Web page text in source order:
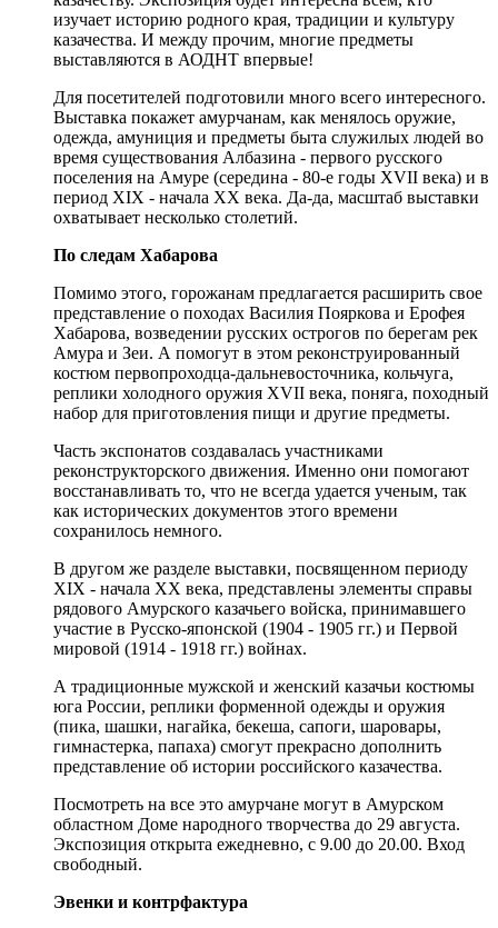
изучает историю родного края, традиции и культуру
казачества. И между прочим, многие предметы
выставляются в АОДНТ впервые!
Для посетителей подготовили много всего интересного.
Выставка покажет амурчанам, как менялось оружие,
одежда, амуниция и предметы быта служилых людей во
время существования Албазина - первого русского
поселения на Амуре (середина - 80-е годы XVII века) и в
период XIX - начала XX века. Да-да, масштаб выставки
охватывает несколько столетий.
По следам Хабарова
Помимо этого, горожанам предлагается расширить свое
представление о походах Василия Пояркова и Ерофея
Хабарова, возведении русских острогов по берегам рек
Амура и Зеи. А помогут в этом реконструированный
костюм первопроходца-дальневосточника, кольчуга,
реплики холодного оружия XVII века, поняга, походный
набор для приготовления пищи и другие предметы.
Часть экспонатов создавалась участниками
реконструкторского движения. Именно они помогают
восстанавливать то, что не всегда удается ученым, так
как исторических документов этого времени
сохранилось немного.
В другом же разделе выставки, посвященном периоду
XIX - начала ХХ века, представлены элементы справы
рядового Амурского казачьего войска, принимавшего
участие в Русско-японской (1904 - 1905 гг.) и Первой
мировой (1914 - 1918 гг.) войнах.
А традиционные мужской и женский казачьи костюмы
юга России, реплики форменной одежды и оружия
(пика, шашки, нагайка, бекеша, сапоги, шаровары,
гимнастерка, папаха) смогут прекрасно дополнить
представление об истории российского казачества.
Посмотреть на все это амурчане могут в Амурском
областном Доме народного творчества до 29 августа.
Экспозиция открыта ежедневно, с 9.00 до 20.00. Вход
свободный.
Эвенки и контрфактура